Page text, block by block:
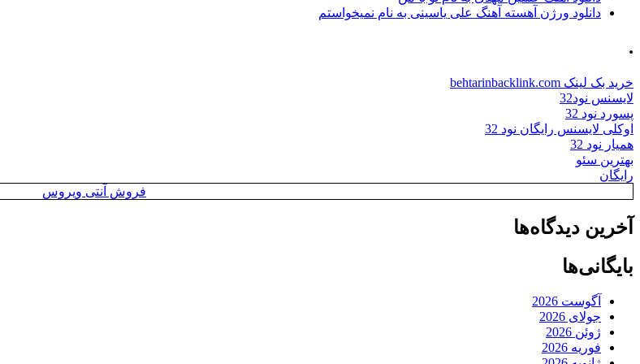
دانلود ورژن آهسته آهنگ علی یاسینی به نام نمیخواستم
.
خرید بک لینک behtarinbacklink.com
لایسنس نود32
پسورد نود 32
اوکلی لایسنس رایگان نود 32
همیار نود 32
بهترین سئو
رایگان
فروش آنتی ویروس
آخرین دیدگاه‌ها
بایگانی‌ها
آگوست 2026
جولای 2026
ژوئن 2026
فوریه 2026